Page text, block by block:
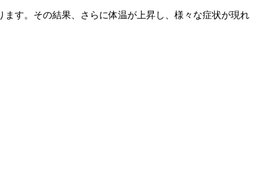
す。その結果、さらに体温が上昇し、様々な症状が現れ